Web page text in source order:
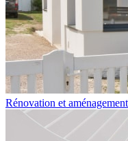
Rénovation et